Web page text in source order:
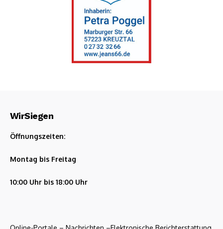
WirSiegen
Öffnungszeiten:
Montag bis Freitag
10:00 Uhr bis 18:00 Uhr